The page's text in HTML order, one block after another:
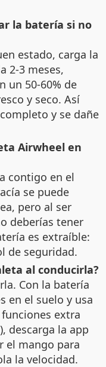
la batería si no
estado, carga la
2-3 meses,
un 50-60% de
y seco. Así
y se dañe
Airwheel en
contigo en el
se puede
pero al ser
deberías tener
es extraíble:
de seguridad.
al conducirla?
Con la batería
en el suelo y usa
extra
descarga la app
el mango para
la velocidad.